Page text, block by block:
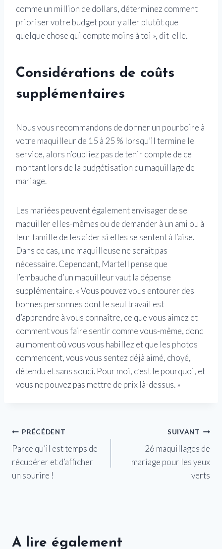
comme un million de dollars, déterminez comment
prioriser votre budget pour y aller plutôt que
quelque chose qui compte moins à toi », dit-elle.
Considérations de coûts
supplémentaires
Nous vous recommandons de donner un pourboire à
votre maquilleur de 15 à 25 % lorsqu’il termine le
service, alors n’oubliez pas de tenir compte de ce
montant lors de la budgétisation du maquillage de
mariage.
Les mariées peuvent également envisager de se
maquiller elles-mêmes ou de demander à un ami ou à
leur famille de les aider si elles se sentent à l’aise.
Dans ce cas, une maquilleuse ne serait pas
nécessaire. Cependant, Martell pense que
l’embauche d’un maquilleur vaut la dépense
supplémentaire. « Vous pouvez vous entourer des
bonnes personnes dont le seul travail est
d’apprendre à vous connaître, ce que vous aimez et
comment vous faire sentir comme vous-même, donc
au moment où vous vous habillez et que les photos
commencent, vous vous sentez déjà aimé, choyé,
détendu et sans souci. Pour moi, c’est le pourquoi, et
vous ne pouvez pas mettre de prix là-dessus. »
Navigation
de
l’article
PRÉCÉDENT
Parce qu’il est temps de
récupérer et d’afficher
un sourire !
SUIVANT
26 maquillages de
mariage pour les yeux
verts
A lire également